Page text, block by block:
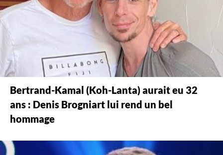
Bertrand-Kamal (Koh-Lanta) aurait eu 32
ans : Denis Brogniart lui rend un bel
hommage